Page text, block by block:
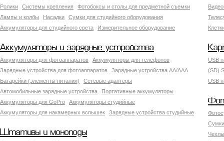
Ролики
Системы крепления
Фотобоксы и столы для предметной съемки
Лампы и колбы
Насадки
Сумки для студийного оборудования
Аккумуляторы для студийного света
Измерительное оборудование
Аккумуляторы и зарядные устройства
Аккумуляторы для фотоаппаратов
Аккумуляторы для телефонов
Зарядные устройства для фотоаппаратов
Зарядные устройства AA/AAA
Батарейки (элементы питания)
Сетевые адаптеры
Автомобильные зарядные устройства
Портативные аккумуляторы
Аккумуляторы для GoPro
Аккумуляторы студийные
Аккумуляторы для накамерных вспышек
Зарядные устройства студийные
USB
(SD)
USB
Штативы и моноподы